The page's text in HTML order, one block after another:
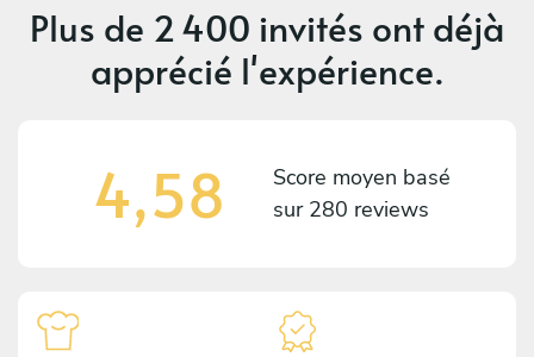
Plus de 2 400 invités ont déjà
apprécié l'expérience.
4,58
Score moyen basé
sur 280 reviews